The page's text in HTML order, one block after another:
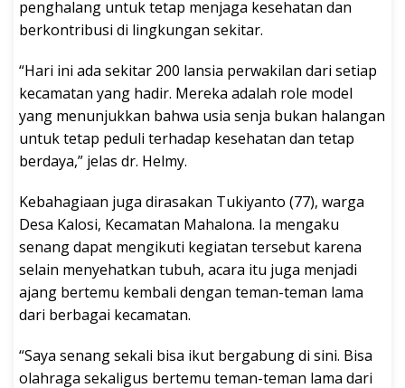
penghalang untuk tetap menjaga kesehatan dan
berkontribusi di lingkungan sekitar.
“Hari ini ada sekitar 200 lansia perwakilan dari setiap
kecamatan yang hadir. Mereka adalah role model
yang menunjukkan bahwa usia senja bukan halangan
untuk tetap peduli terhadap kesehatan dan tetap
berdaya,” jelas dr. Helmy.
Kebahagiaan juga dirasakan Tukiyanto (77), warga
Desa Kalosi, Kecamatan Mahalona. Ia mengaku
senang dapat mengikuti kegiatan tersebut karena
selain menyehatkan tubuh, acara itu juga menjadi
ajang bertemu kembali dengan teman-teman lama
dari berbagai kecamatan.
“Saya senang sekali bisa ikut bergabung di sini. Bisa
olahraga sekaligus bertemu teman-teman lama dari